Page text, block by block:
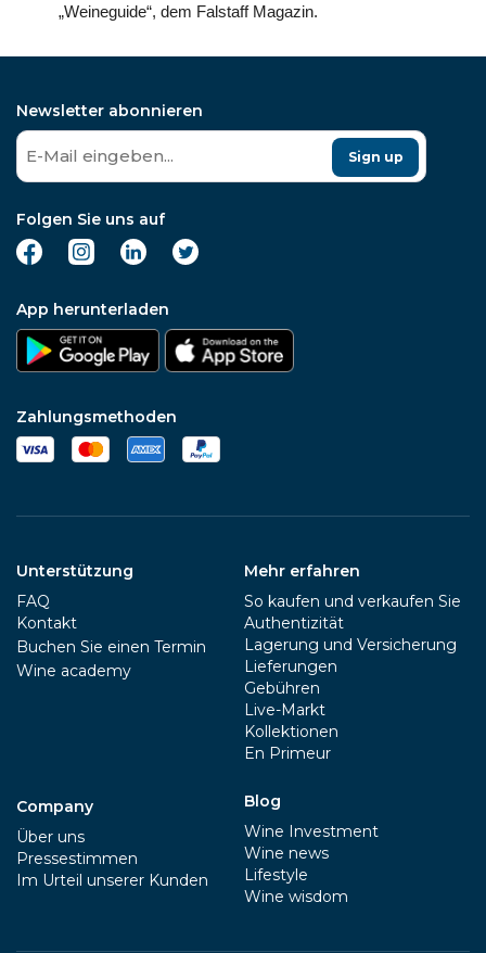
„Weineguide“, dem Falstaff Magazin.
Newsletter abonnieren
Sign up
Folgen Sie uns auf
App herunterladen
Zahlungsmethoden
Unterstützung
FAQ
Kontakt
Buchen Sie einen Termin
Wine academy
Company
Über uns
Pressestimmen
Im Urteil unserer Kunden
Mehr erfahren
So kaufen und verkaufen Sie
Authentizität
Lagerung und Versicherung
Lieferungen
Gebühren
Live-Markt
Kollektionen
En Primeur
Blog
Wine Investment
Wine news
Lifestyle
Wine wisdom